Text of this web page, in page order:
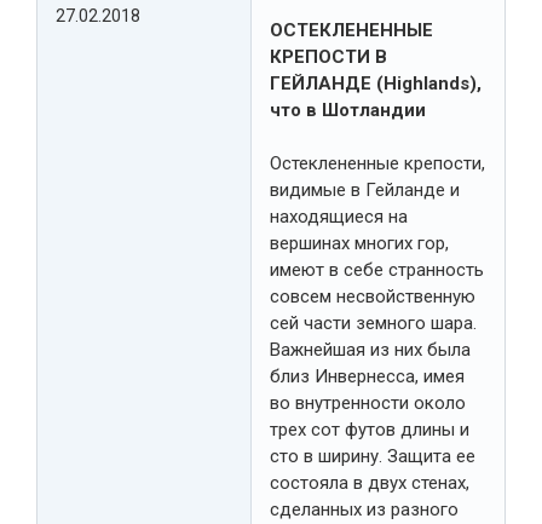
27.02.2018
ОСТЕКЛЕНЕННЫЕ
КРЕПОСТИ В
ГЕЙЛАНДЕ (Highlands),
что в Шотландии
Остеклененные крепости,
видимые в Гейланде и
находящиеся на
вершинах многих гор,
имеют в себе странность
совсем несвойственную
сей части земного шара.
Важнейшая из них была
близ Инвернесса, имея
во внутренности около
трех сот футов длины и
сто в ширину. Защита ее
состояла в двух стенах,
сделанных из разного